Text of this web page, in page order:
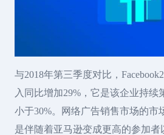
与2018年第三季度对比，
入同比增加29%，它是该企业持续
小于30%。网络广告销售市场的市
是伴随着亚马逊变成更高的参加者